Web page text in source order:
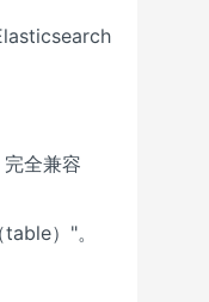
全兼容
）"。